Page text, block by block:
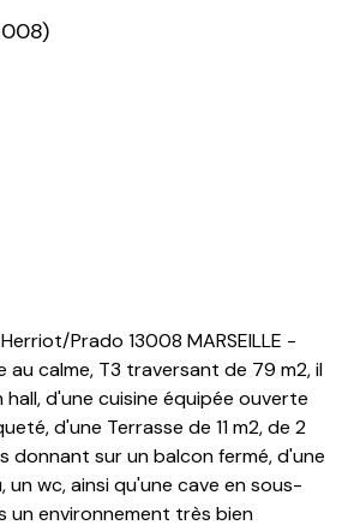
Prado 13008 MARSEILLE -
au calme, T3 traversant de 79 m2, il
d'une cuisine équipée ouverte
d'une Terrasse de 11 m2, de 2
donnant sur un balcon fermé, d'une
un wc, ainsi qu'une cave en sous-
un environnement très bien